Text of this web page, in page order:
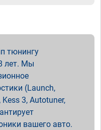
тюнингу
лет. Мы
(Launch,
3, Autotuner,
вашего авто.